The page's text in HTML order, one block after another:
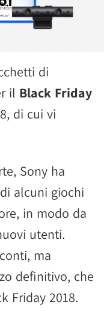
di
il Black Friday
di cui vi
Sony ha
di alcuni giochi
in modo da
utenti.
ma
definitivo, che
Friday 2018.